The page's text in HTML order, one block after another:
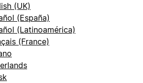
(UK)
(España)
(Latinoamérica)
(France)